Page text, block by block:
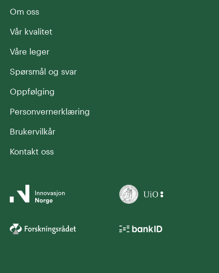
Om oss
Vår kvalitet
Våre leger
Spørsmål og svar
Oppfølging
Personvernerklæring
Brukervilkår
Kontakt oss